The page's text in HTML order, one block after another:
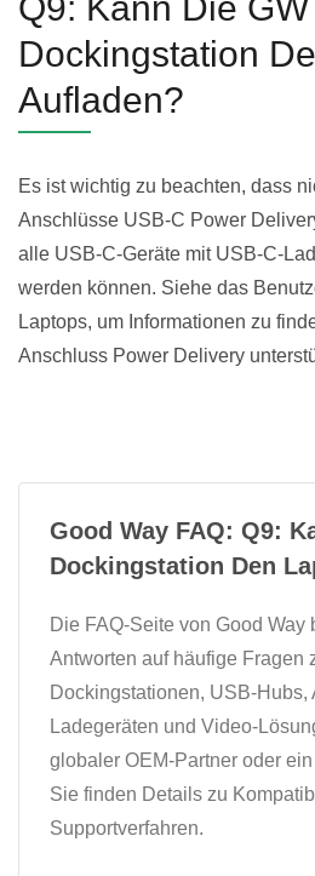
Dockingstation
Aufladen?
Es ist wichtig zu beachten, dass
Anschlüsse USB-C Power
alle USB-C-Geräte mit USB-C-
werden können. Siehe das
Laptops, um Informationen zu
Anschluss Power Delivery
Good Way FAQ: Q9:
Dockingstation Den
Die FAQ-Seite von Good Way
Antworten auf häufige Fragen
Dockingstationen, USB-Hubs,
Ladegeräten und Video-
globaler OEM-Partner oder
Sie finden Details zu
Supportverfahren.